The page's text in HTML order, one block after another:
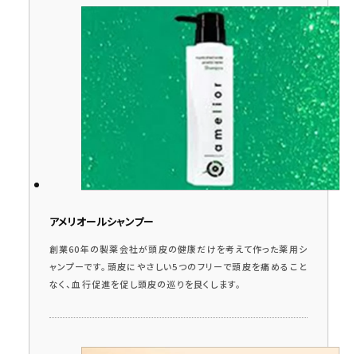
アメリオールシャンプー
創業60年の製薬会社が頭皮の健康だけを考えて作った薬用シ
ャンプーです。頭皮にやさしい5つのフリーで頭皮を痛めること
なく、血行促進を促し頭皮の巡りを良くします。